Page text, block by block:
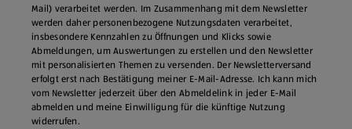
Mail) verarbeitet werden. Im Zusammenhang mit dem Newsletter
werden daher personenbezogene Nutzungsdaten verarbeitet,
insbesondere Kennzahlen zu Öffnungen und Klicks sowie
Abmeldungen, um Auswertungen zu erstellen und den Newsletter
mit personalisierten Themen zu versenden. Der Newsletterversand
erfolgt erst nach Bestätigung meiner E-Mail-Adresse. Ich kann mich
vom Newsletter jederzeit über den Abmeldelink in jeder E‑Mail
abmelden und meine Einwilligung für die künftige Nutzung
widerrufen.